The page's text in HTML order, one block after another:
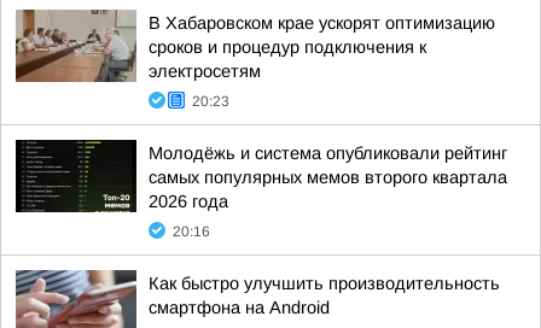
В Хабаровском крае ускорят оптимизацию
сроков и процедур подключения к
электросетям
20:23
Молодёжь и система опубликовали рейтинг
самых популярных мемов второго квартала
2026 года
20:16
Как быстро улучшить производительность
смартфона на Android